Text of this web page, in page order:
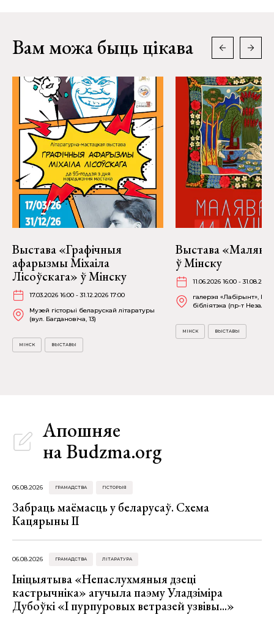
Вам можа быць цікава
Выстава «Графічныя
афарызмы Міхаіла
Лісоўскага» ў Мінску
17.03.2026 16:00 - 31.12.2026 17:00
Музей гісторыі беларускай літаратуры
(вул. Багдановіча, 13)
МІНСК ВЫСТАВЫ
Выстава
ў Мінску
11.06.2026 16:00 - 31.08.2026
галерэя «Лабірынт»,
бібліятэка (пр-т
МІНСК ВЫСТАВЫ
Апошняе
на Budzma.org
06.08.2026 ГРАМАДСТВА ГІСТОРЫЯ
Забраць маёмасць у беларусаў. Схема
Кацярыны ІІ
06.08.2026 ГРАМАДСТВА ЛІТАРАТУРА
Ініцыятыва «Непаслухмяныя дзеці
кастрычніка» агучыла паэму Уладзіміра
Дубоўкі «І пурпуровых ветразей узвівы...»